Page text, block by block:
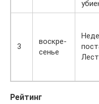
3
воскре-
сенье
Рейтинг